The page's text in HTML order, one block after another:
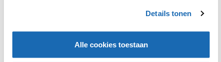
Details tonen
Alle cookies toestaan
Algemeen directeur Siddharth Shanker vertelt dat de locatie